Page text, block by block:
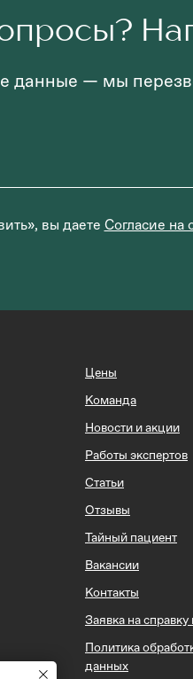
данные — мы
вы даете Согласие на
Цены
Команда
Новости и акции
Работы экспертов
Статьи
Отзывы
Тайный пациент
Вакансии
Контакты
Заявка на
Политика
данных